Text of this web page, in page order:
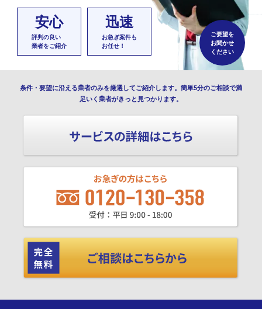
安心
評判の良い
業者をご紹介
迅速
お急ぎ案件も
お任せ！
ご要望を
お聞かせ
ください
条件・要望に沿える業者のみを厳選してご紹介します。簡単5分のご相談で満
足いく業者がきっと見つかります。